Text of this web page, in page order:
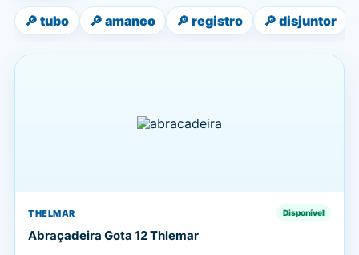
🔎 tubo 🔎 amanco 🔎 registro 🔎 disjuntor
THELMAR Disponível
Abraçadeira Gota 12 Thlemar